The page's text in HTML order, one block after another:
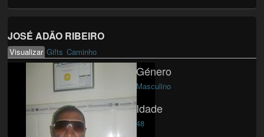
JOSÉ ADÃO RIBEIRO
Primary tabs
Visualizar(active tab)
Gifts Caminho
Género
Masculino
Idade
48